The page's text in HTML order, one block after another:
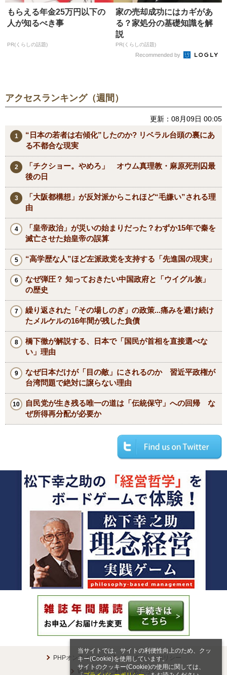
当サイトでは、サイトの利便性向上のため、クッ
キー(Cookie)を使用しています。
サイトのクッキー(Cookie)の使用に関しては、
もらえる年金25万円以下の
人が知るべき事
PR(くらしの話題)
家の売却成功にはカギがあ
る？家処分の基礎知識を解
説
PR(くらしの話題)
Recommended by
アクセスランキング（週間）
更新：08月09日 00:05
“日本の若者は右傾化”したのか? リベラル台頭の裏にあ
る不都合な現実
「チクショー。やめろ」 オウム真理教・麻原死刑囚最
後の日
「大阪都構想」が反対派からこれほど“毛嫌い”される理
由
「皇帝政治」が災いの始まりだった？わずか15年で秦を
滅亡させた始皇帝の誤算
“高学歴な人”ほど左派政党を支持する「先進国の現実」
なぜ弾圧？ 知っておきたい中国政府と「ウイグル族」
の歴史
繰り返された「その場しのぎ」の政策...痛みを避け続け
たメルケルの16年間が残した負債
橋下徹が解説する、日本で「国民が首相を直接選べな
い」理由
なぜ日本だけが「目の敵」にされるのか 習近平政権が
台湾問題で絶対に譲らない理由
自民党が生き残る唯一の道は「伝統保守」への回帰 な
ぜ所得再分配が必要か
PHPオンラインとは
プライバシーポリシー
Webサイトご利用にあたって